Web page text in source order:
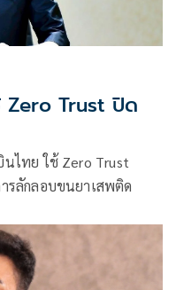
Zero Trust ปิด
ไทย ใช้ Zero Trust
รลักลอบขนยาเสพติด